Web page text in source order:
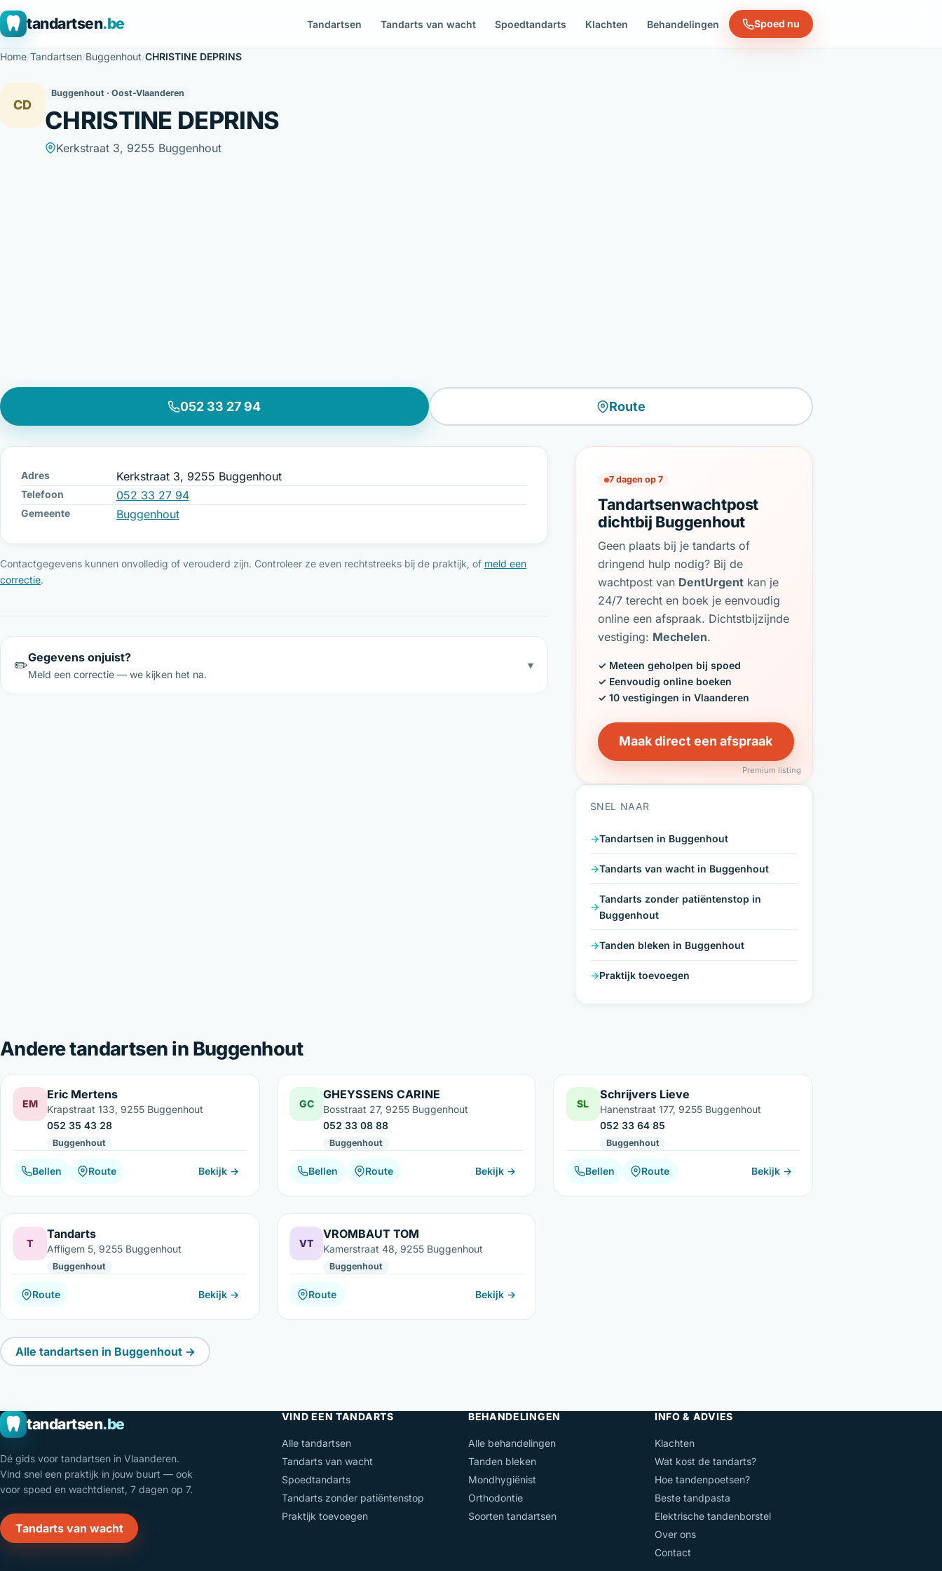
tandartsen.be Tandartsen Tandarts van wacht Spoedtandarts Klachten Behandelingen Spoed nu
Home/Tandartsen/Buggenhout/CHRISTINE DEPRINS
CD
Buggenhout · Oost-Vlaanderen
CHRISTINE DEPRINS
Kerkstraat 3, 9255 Buggenhout
052 33 27 94 Route
7 dagen op 7
Tandartsenwachtpost
dichtbij Buggenhout
Geen plaats bij je tandarts of
dringend hulp nodig? Bij de
wachtpost van DentUrgent kan je
24/7 terecht en boek je eenvoudig
online een afspraak. Dichtstbijzijnde
vestiging: Mechelen.
✓ Meteen geholpen bij spoed
✓ Eenvoudig online boeken
✓ 10 vestigingen in Vlaanderen
Maak direct een afspraak
Premium listing
SNEL NAAR
Tandartsen in Buggenhout
Tandarts van wacht in Buggenhout
Tandarts zonder patiëntenstop in
Buggenhout
Tanden bleken in Buggenhout
Praktijk toevoegen
Adres Kerkstraat 3, 9255 Buggenhout
Telefoon 052 33 27 94
Gemeente Buggenhout
Contactgegevens kunnen onvolledig of verouderd zijn. Controleer ze even rechtstreeks bij de praktijk, of meld een
correctie.
✏️Gegevens onjuist?
Meld een correctie — we kijken het na.
▾
Andere tandartsen in Buggenhout
EM
Eric Mertens
Krapstraat 133, 9255 Buggenhout
052 35 43 28
Buggenhout
Bellen Route Bekijk →
GC
GHEYSSENS CARINE
Bosstraat 27, 9255 Buggenhout
052 33 08 88
Buggenhout
Bellen Route Bekijk →
SL
Schrijvers Lieve
Hanenstraat 177, 9255 Buggenhout
052 33 64 85
Buggenhout
Bellen Route Bekijk →
T
Tandarts
Affligem 5, 9255 Buggenhout
Buggenhout
Route Bekijk →
VT
VROMBAUT TOM
Kamerstraat 48, 9255 Buggenhout
Buggenhout
Route Bekijk →
Alle tandartsen in Buggenhout →
tandartsen.be
Dé gids voor tandartsen in Vlaanderen.
Vind snel een praktijk in jouw buurt — ook
voor spoed en wachtdienst, 7 dagen op 7.
Tandarts van wacht
VIND EEN TANDARTS
Alle tandartsen
Tandarts van wacht
Spoedtandarts
Tandarts zonder patiëntenstop
Praktijk toevoegen
BEHANDELINGEN
Alle behandelingen
Tanden bleken
Mondhygiënist
Orthodontie
Soorten tandartsen
INFO & ADVIES
Klachten
Wat kost de tandarts?
Hoe tandenpoetsen?
Beste tandpasta
Elektrische tandenborstel
Over ons
Contact